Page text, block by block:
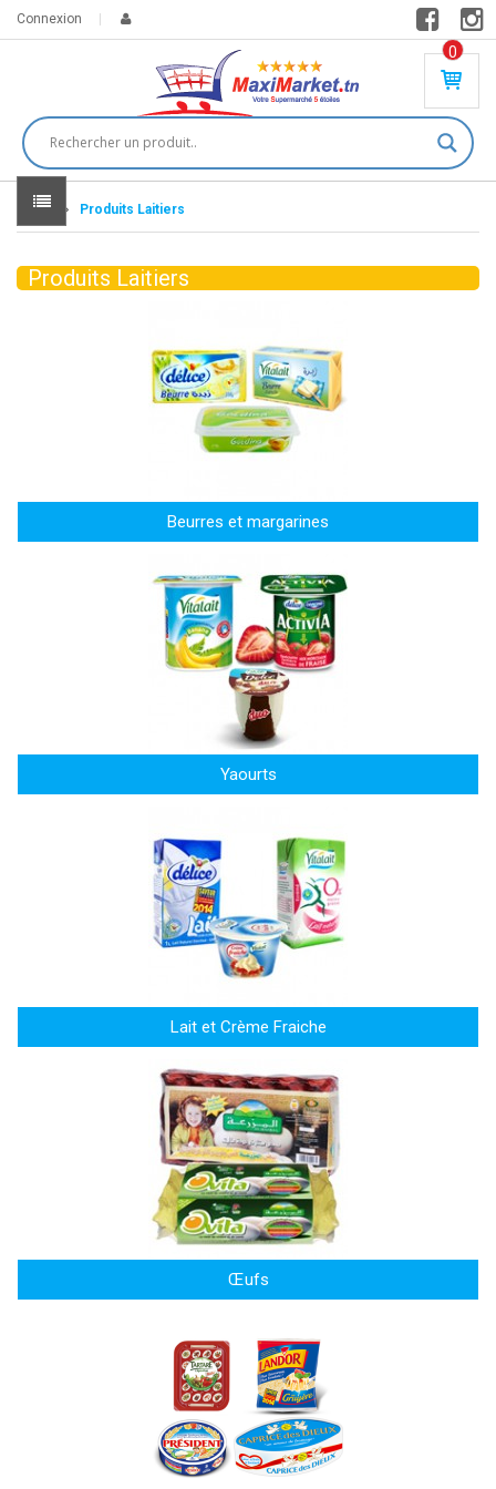
Connexion
0
PR
DU
IT(
S)
0
DT
Home Produits Laitiers
Produits Laitiers
Beurres et margarines
Yaourts
Lait et Crème Fraiche
Œufs